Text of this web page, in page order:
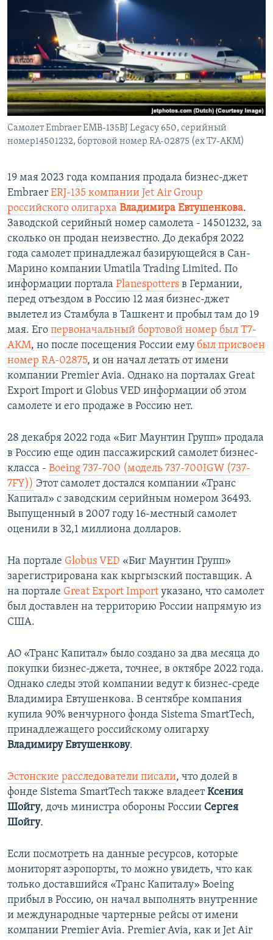
Самолет Embraer EMB-135BJ Legacy 650, серийный
номер14501232, бортовой номер RA-02875 (ex Т7-AKM)
19 мая 2023 года компания продала бизнес-джет
Embraer ERJ-135 компании Jet Air Group
российского олигарха Владимира Евтушенкова.
Заводской серийный номер самолета - 14501232, за
сколько он продан неизвестно. До декабря 2022
года самолет принадлежал базирующейся в Сан-
Марино компании Umatila Trading Limited. По
информации портала Planespotters в Германии,
перед отъездом в Россию 12 мая бизнес-джет
вылетел из Стамбула в Ташкент и пробыл там до 19
мая. Его первоначальный бортовой номер был Т7-
АКМ, но после посещения России ему был присвоен
номер RA-02875, и он начал летать от имени
компании Premier Avia. Однако на порталах Great
Export Import и Globus VED информации об этом
самолете и его продаже в Россию нет.
28 декабря 2022 года «Биг Маунтин Групп» продала
в Россию еще один пассажирский самолет бизнес-
класса - Boeing 737-700 (модель 737-700IGW (737-
7FY)) Этот самолет достался компании «Транс
Капитал» с заводским серийным номером 36493.
Выпущенный в 2007 году 16-местный самолет
оценили в 32,1 миллиона долларов.
На портале Globus VED «Биг Маунтин Групп»
зарегистрирована как кыргызский поставщик. А
на портале Great Export Import указано, что самолет
был доставлен на территорию России напрямую из
США.
АО «Транс Капитал» было создано за два месяца до
покупки бизнес-джета, точнее, в октябре 2022 года.
Однако следы этой компании ведут к бизнес-среде
Владимира Евтушенкова. В сентябре компания
купила 90% венчурного фонда Sistema SmartTech,
принадлежащего российскому олигарху
Владимиру Евтушенкову.
Эстонские расследователи писали, что долей в
фонде Sistema SmartTech также владеетКсения
Шойгу, дочь министра обороны России Сергея
Шойгу.
Если посмотреть на данные ресурсов, которые
мониторят аэропорты, то можно увидеть, что как
только доставшийся «Транс Капиталу» Boeing
прибыл в Россию, он начал выполнять внутренние
и международные чартерные рейсы от имени
компании Premier Avia. Premier Avia, как и Jet Air